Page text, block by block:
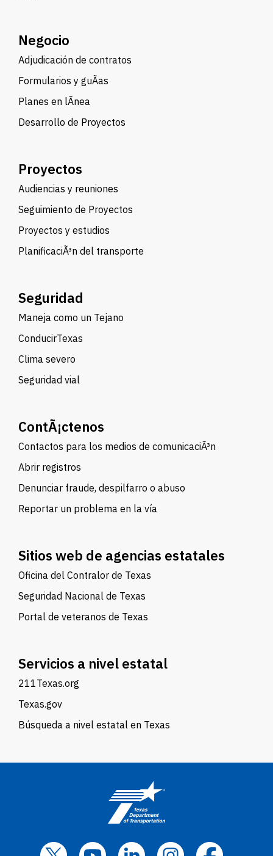
Negocio
Adjudicación de contratos
Formularios y guÃ­as
Planes en lÃ­nea
Desarrollo de Proyectos
Proyectos
Audiencias y reuniones
Seguimiento de Proyectos
Proyectos y estudios
PlanificaciÃ³n del transporte
Seguridad
Maneja como un Tejano
ConducirTexas
Clima severo
Seguridad vial
ContÃ¡ctenos
Contactos para los medios de comunicaciÃ³n
Abrir registros
Denunciar fraude, despilfarro o abuso
Reportar un problema en la vía
Sitios web de agencias estatales
Oficina del Contralor de Texas
Seguridad Nacional de Texas
Portal de veteranos de Texas
Servicios a nivel estatal
211Texas.org
Texas.gov
Búsqueda a nivel estatal en Texas